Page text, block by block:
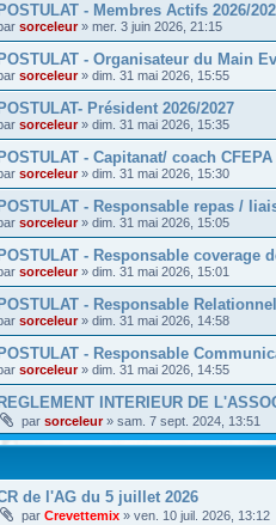
POSTULAT - Membres Actifs 2026/
sorceleur» mer. 3 juin 2026, 21:15
POSTULAT - Organisateur du Main
sorceleur» dim. 31 mai 2026, 15:55
POSTULAT- Président 2026/2027
sorceleur» dim. 31 mai 2026, 15:35
POSTULAT - Capitanat/ coach CFEPA
sorceleur» dim. 31 mai 2026, 15:30
POSTULAT - Responsable repas /
sorceleur» dim. 31 mai 2026, 15:05
POSTULAT - Responsable coverage
sorceleur» dim. 31 mai 2026, 15:01
POSTULAT - Responsable
sorceleur» dim. 31 mai 2026, 14:58
POSTULAT - Responsable
sorceleur» dim. 31 mai 2026, 14:55
REGLEMENT INTERIEUR DE
par sorceleur» sam. 7 sept. 2024, 13:51
de l'AG du 5 juillet 2026
par Crevettemix » ven. 10 juil. 2026, 13:12